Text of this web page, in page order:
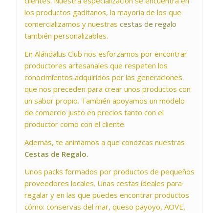
los productos gaditanos, la mayoría de los que
comercializamos y nuestras cestas de regalo
también personalizables.
En Alándalus Club nos esforzamos por encontrar
productores artesanales que respeten los
conocimientos adquiridos por las generaciones
que nos preceden para crear unos productos con
un sabor propio. También apoyamos un modelo
de comercio justo en precios tanto con el
productor como con el cliente.
Además, te animamos a que conozcas nuestras
Cestas de Regalo.
Unos packs formados por productos de pequeños
proveedores locales. Unas cestas ideales para
regalar y en las que puedes encontrar productos
cómo: conservas del mar, queso payoyo, AOVE,